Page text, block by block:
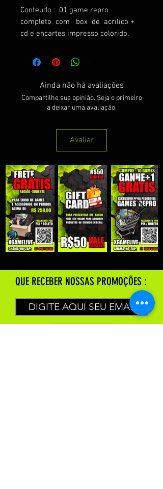
Conteudo : 01 game repro
completo com box de acrilico +
cd e encartes impresso colorido.
Ainda não há avaliações
Compartilhe sua opinião. Seja o primeiro
a deixar uma avaliação.
Avaliar
QUE RECEBER NOSSAS PROMOÇÕES :